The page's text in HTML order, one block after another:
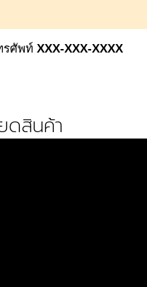
รศัพท์ XXX-XXX-XXXX
สินค้า